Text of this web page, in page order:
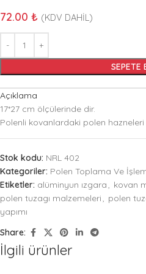
72.00 ₺ (KDV DAHİL)
SEPETE
Açıklama
17*27 cm ölçülerinde dir.
Polenli kovanlardaki polen
Stok kodu: NRL 402
Kategoriler: Polen Toplama Ve
Etiketler: alüminyun ızgara, kovan
polen tuzagı malzemeleri, polen
yapımı
Share:
İlgili ürünler